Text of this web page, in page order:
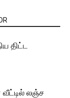
திட்ட
வீட்டில் லஞ்ச